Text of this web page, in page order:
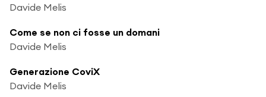
Davide Melis
Come se non ci fosse un domani
Davide Melis
Generazione CoviX
Davide Melis